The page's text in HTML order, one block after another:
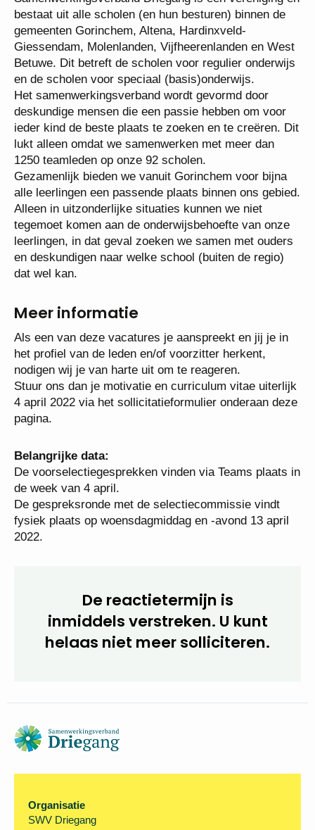
Organisatie
Samenwerkingsverband Driegang is een vereniging
en bestaat uit alle scholen (en hun besturen) binnen
de gemeenten Gorinchem, Altena, Hardinxveld-
Giessendam, Molenlanden, Vijfheerenlanden en
West Betuwe. Dit betreft de scholen voor regulier
onderwijs en de scholen voor speciaal
(basis)onderwijs.
Het samenwerkingsverband wordt gevormd door
deskundige mensen die een passie hebben om voor
ieder kind de beste plaats te zoeken en te creëren.
Dit lukt alleen omdat we samenwerken met meer
dan 1250 teamleden op onze 92 scholen.
Gezamenlijk bieden we vanuit Gorinchem voor bijna
alle leerlingen een passende plaats binnen ons
gebied. Alleen in uitzonderlijke situaties kunnen we
onze leerlingen, in dat geval zoeken we samen met
ouders en deskundigen naar welke school (buiten de
regio) dat wel kan.
Meer informatie
Als een van deze vacatures je aanspreekt en jij je in
het profiel van de leden en/of voorzitter herkent,
Stuur ons dan je motivatie en curriculum vitae
uiterlijk 4 april 2022 via het sollicitatieformulier
onderaan deze pagina.
Belangrijke data:
De voorselectiegesprekken vinden via Teams plaats
helaas niet meer
solliciteren.